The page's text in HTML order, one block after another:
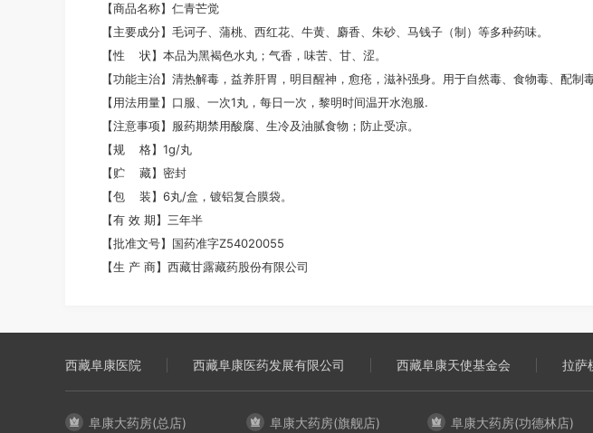
【商品名称】仁青芒觉
【主要成分】毛诃子、蒲桃、西红花、牛黄、麝香、朱砂、马钱子（制）等多种药味。
【性 状】本品为黑褐色水丸；气香，味苦、甘、涩。
【功能主治】清热解毒，益养肝胃，明目醒神，愈疮，滋补强身。用于自然毒、食物毒、配
【用法用量】口服、一次1丸，每日一次，黎明时间温开水泡服.
【注意事项】服药期禁用酸腐、生冷及油腻食物；防止受凉。
【规 格】1g/丸
【贮 藏】密封
【包 装】6丸/盒，镀铝复合膜袋。
【有 效 期】三年半
【批准文号】国药准字Z54020055
【生 产 商】西藏甘露藏药股份有限公司
西藏阜康医院 西藏阜康医药发展有限公司 西藏阜康天使基金会 拉萨
阜康大药房(总店) 阜康大药房(旗舰店) 阜康大药房(功德林店)